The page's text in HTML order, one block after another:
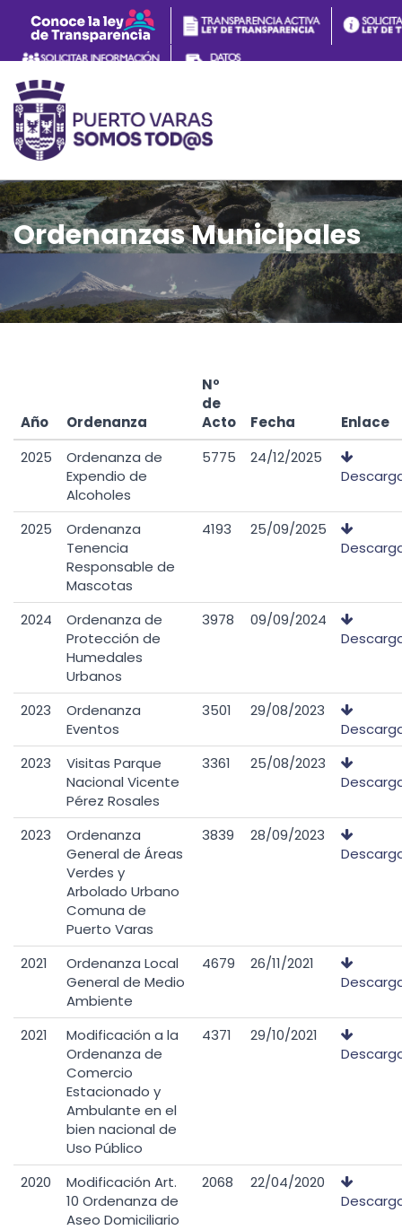
Ordenanzas Municipales
Año Ordenanza
Nº
de
Acto
Fecha
Enlace
2025
Ordenanza de
Expendio de
Alcoholes
5775
24/12/2025
2025
Ordenanza
Tenencia
Responsable de
Mascotas
4193
25/09/2025
2024
Ordenanza de
Protección de
Humedales
Urbanos
3978
09/09/2024
2023
Ordenanza
Eventos
3501
29/08/2023
2023
Visitas Parque
Nacional Vicente
Pérez Rosales
3361
25/08/2023
2023
Ordenanza
General de Áreas
Verdes y
Arbolado Urbano
Comuna de
Puerto Varas
3839
28/09/2023
2021
Ordenanza Local
General de Medio
Ambiente
4679
26/11/2021
2021
Modificación a la
Ordenanza de
Comercio
Estacionado y
Ambulante en el
bien nacional de
Uso Público
4371
29/10/2021
2020
Modificación Art.
10 Ordenanza de
Aseo Domiciliario
2068
22/04/2020